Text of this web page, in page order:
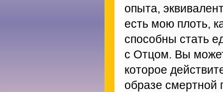
опыта,
есть мою плоть,
способны стать
с Отцом. Вы
которое
образе смертной